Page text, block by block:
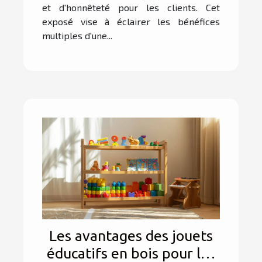
et d'honnêteté pour les clients. Cet
exposé vise à éclairer les bénéfices
multiples d'une...
Les avantages des jouets
éducatifs en bois pour les